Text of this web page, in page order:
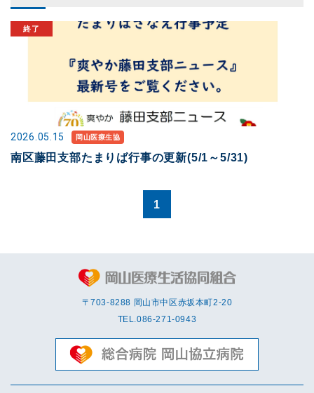
2026.05.15 岡山医療生協
南区藤田支部たまりば行事の更新(5/1～5/31)
1
〒703-8288 岡⼭市中区赤坂本町2-20
TEL.086-271-0943